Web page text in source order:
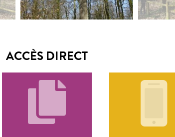
ACCÈS DIRECT